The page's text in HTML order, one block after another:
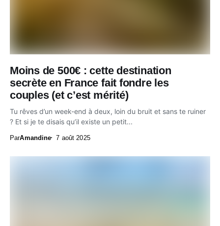
Moins de 500€ : cette destination
secrète en France fait fondre les
couples (et c’est mérité)
Tu rêves d’un week-end à deux, loin du bruit et sans te ruiner
? Et si je te disais qu’il existe un petit...
ParAmandine 7 août 2025